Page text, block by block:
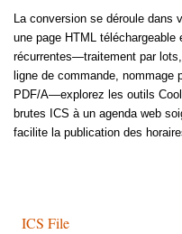
La conversion se déroule dans
une page HTML
récurrentes—traitement par
ligne de commande, nommage
PDF/A—explorez les outils
brutes ICS à un agenda web
facilite la publication des
ICS File